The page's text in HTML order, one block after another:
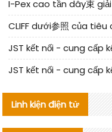
Linh kiện điện tử